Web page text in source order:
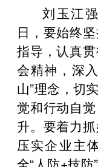
刘玉江
日，要始终
指导，认真
会精神，深
山”理念，切
觉和行动自
升。要着力
压实企业主
全“人防+技